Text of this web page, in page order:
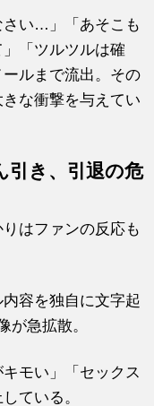
さい…」「あそこも
「ツルツルは確
ルまで流出。その
な衝撃を与えてい
引き、引退の危
はファンの反応も
容を独自に文字起
が急拡散。
モい」「セックス
ている。